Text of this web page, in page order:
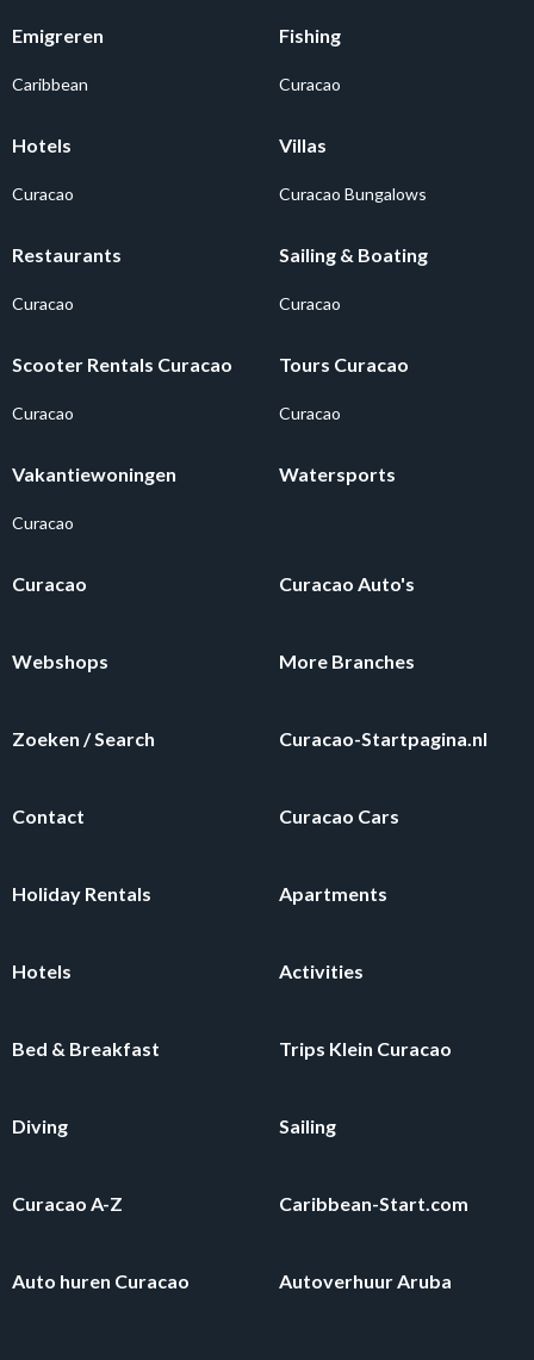
Emigreren
Caribbean
Fishing
Curacao
Hotels
Curacao
Villas
Curacao Bungalows
Restaurants
Curacao
Sailing & Boating
Curacao
Scooter Rentals Curacao
Curacao
Tours Curacao
Curacao
Vakantiewoningen
Curacao
Watersports
Curacao Curacao Auto's
Webshops More Branches
Zoeken / Search Curacao-Startpagina.nl
Contact Curacao Cars
Holiday Rentals Apartments
Hotels Activities
Bed & Breakfast Trips Klein Curacao
Diving Sailing
Curacao A-Z Caribbean-Start.com
Auto huren Curacao Autoverhuur Aruba